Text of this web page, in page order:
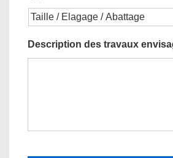
Description des travaux